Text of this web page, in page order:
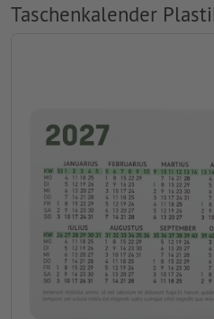
Taschenkalender